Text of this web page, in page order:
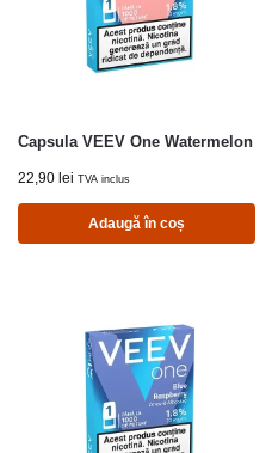
Capsula VEEV One Watermelon
22,90 lei TVA inclus
Adaugă în coș